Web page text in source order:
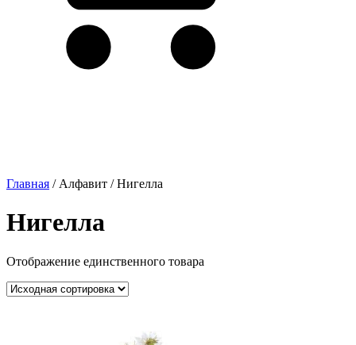
Главная / Алфавит / Нигелла
Нигелла
Отображение единственного товара